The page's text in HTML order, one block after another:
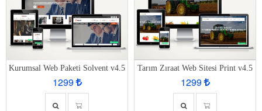
Kurumsal Web Paketi Solvent v4.5
1299
Tarım Zıraat Web Sitesi Print v4.5
1299